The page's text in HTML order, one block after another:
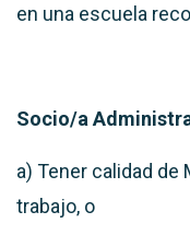
en una escuela
Socio/a
a) Tener calidad de
trabajo, o